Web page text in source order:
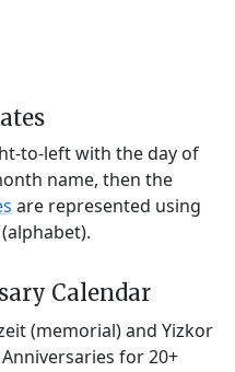
to-left with the day of
name, then the
are represented using
Calendar
(memorial) and Yizkor
for 20+